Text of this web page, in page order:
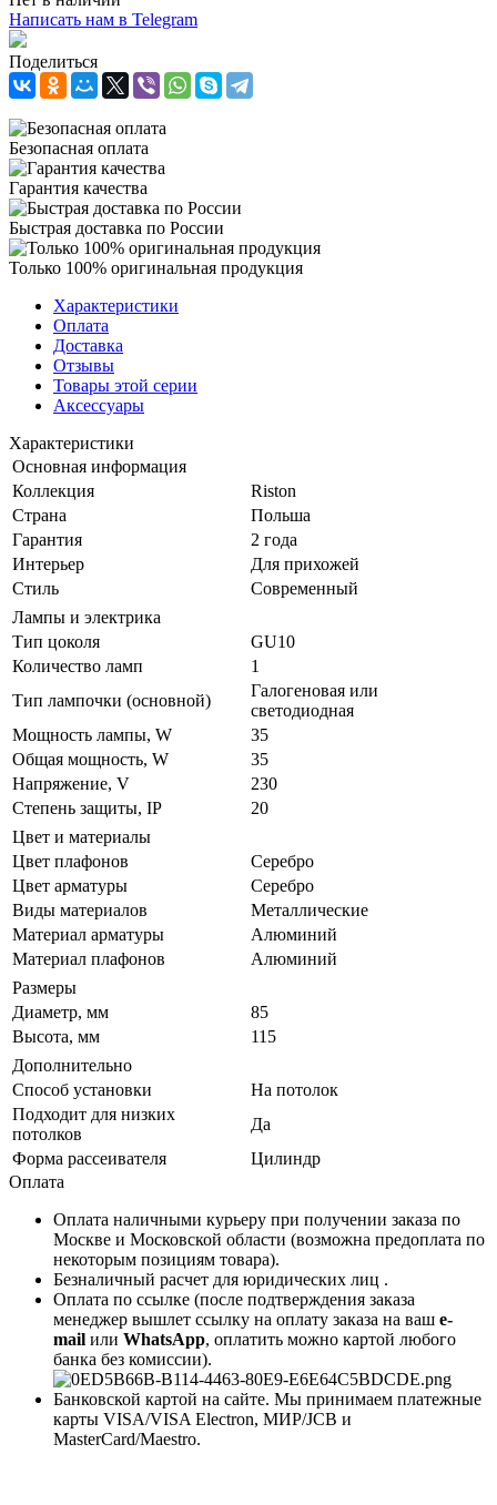
Написать нам в Telegram
Поделиться
Безопасная оплата
Гарантия качества
Быстрая доставка по России
Только 100% оригинальная продукция
Характеристики
Оплата
Доставка
Отзывы
Товары этой серии
Аксессуары
Характеристики
Основная информация
Коллекция
Riston
Страна
Польша
Гарантия
2 года
Интерьер
Для прихожей
Стиль
Современный
Лампы и электрика
Тип цоколя
GU10
Количество ламп
1
Тип лампочки (основной)
Галогеновая или
светодиодная
Мощность лампы, W
35
Общая мощность, W
35
Напряжение, V
230
Степень защиты, IP
20
Цвет и материалы
Цвет плафонов
Серебро
Цвет арматуры
Серебро
Виды материалов
Металлические
Материал арматуры
Алюминий
Материал плафонов
Алюминий
Размеры
Диаметр, мм
85
Высота, мм
115
Дополнительно
Способ установки
На потолок
Подходит для низких
потолков
Да
Форма рассеивателя
Цилиндр
Оплата
Оплата наличными курьеру при получении заказа по
Москве и Московской области (возможна предоплата по
некоторым позициям товара).
Безналичный расчет для юридических лиц .
Оплата по ссылке (после подтверждения заказа
менеджер вышлет ссылку на оплату заказа на ваш e-
mail или WhatsApp, оплатить можно картой любого
банка без комиссии).
Банковской картой на сайте. Мы принимаем платежные
карты VISA/VISA Electron, МИР/JCB и
MasterCard/Maestro.